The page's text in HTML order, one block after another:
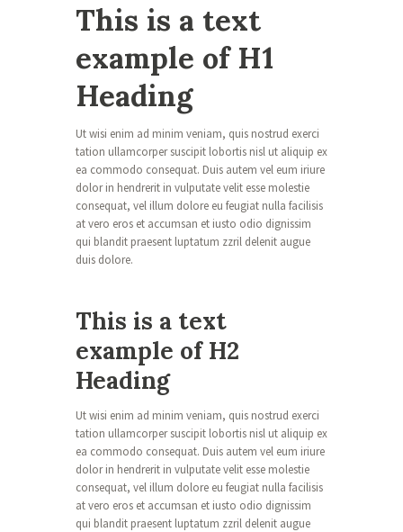
This is a text
example of H1
Heading
Ut wisi enim ad minim veniam, quis nostrud exerci
tation ullamcorper suscipit lobortis nisl ut aliquip ex
ea commodo consequat. Duis autem vel eum iriure
dolor in hendrerit in vulputate velit esse molestie
consequat, vel illum dolore eu feugiat nulla facilisis
at vero eros et accumsan et iusto odio dignissim
qui blandit praesent luptatum zzril delenit augue
duis dolore.
This is a text
example of H2
Heading
Ut wisi enim ad minim veniam, quis nostrud exerci
tation ullamcorper suscipit lobortis nisl ut aliquip ex
ea commodo consequat. Duis autem vel eum iriure
dolor in hendrerit in vulputate velit esse molestie
consequat, vel illum dolore eu feugiat nulla facilisis
at vero eros et accumsan et iusto odio dignissim
qui blandit praesent luptatum zzril delenit augue